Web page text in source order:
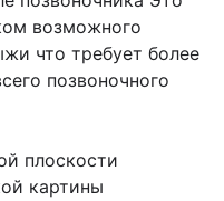
возможного
что требует более
позвоночного
плоскости
картины